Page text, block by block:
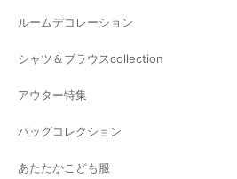
ルームデコレーション
シャツ＆ブラウスcollection
アウター特集
バッグコレクション
あたたかこども服